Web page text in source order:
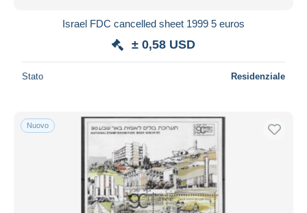
Israel FDC cancelled sheet 1999 5 euros
± 0,58 USD
Stato Residenziale
Nuovo